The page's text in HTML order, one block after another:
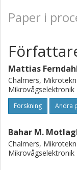
Paper i
Mattias
Chalmers,
Mikrovågselektronik
Forskning Andra
Bahar M.
Chalmers,
Mikrovågselektronik